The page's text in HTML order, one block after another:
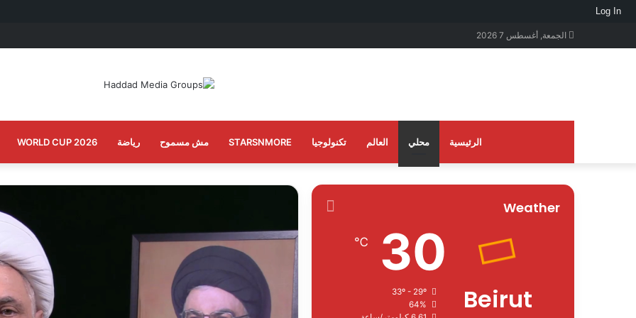
Log In
الجمعة, أغسطس 7 2026
الرئيسية محلي العالم تكنولوجيا STARSNMORE مش مسموح رياضة WORLD CUP 2026
Weather
Beirut
30
℃
33º - 29º
64%